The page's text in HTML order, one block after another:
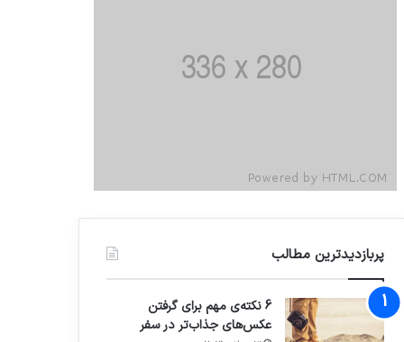
پربازدیدترین مطالب
6 نکته‌ی مهم برای گرفتن
عکس‌های جذاب‌تر در سفر